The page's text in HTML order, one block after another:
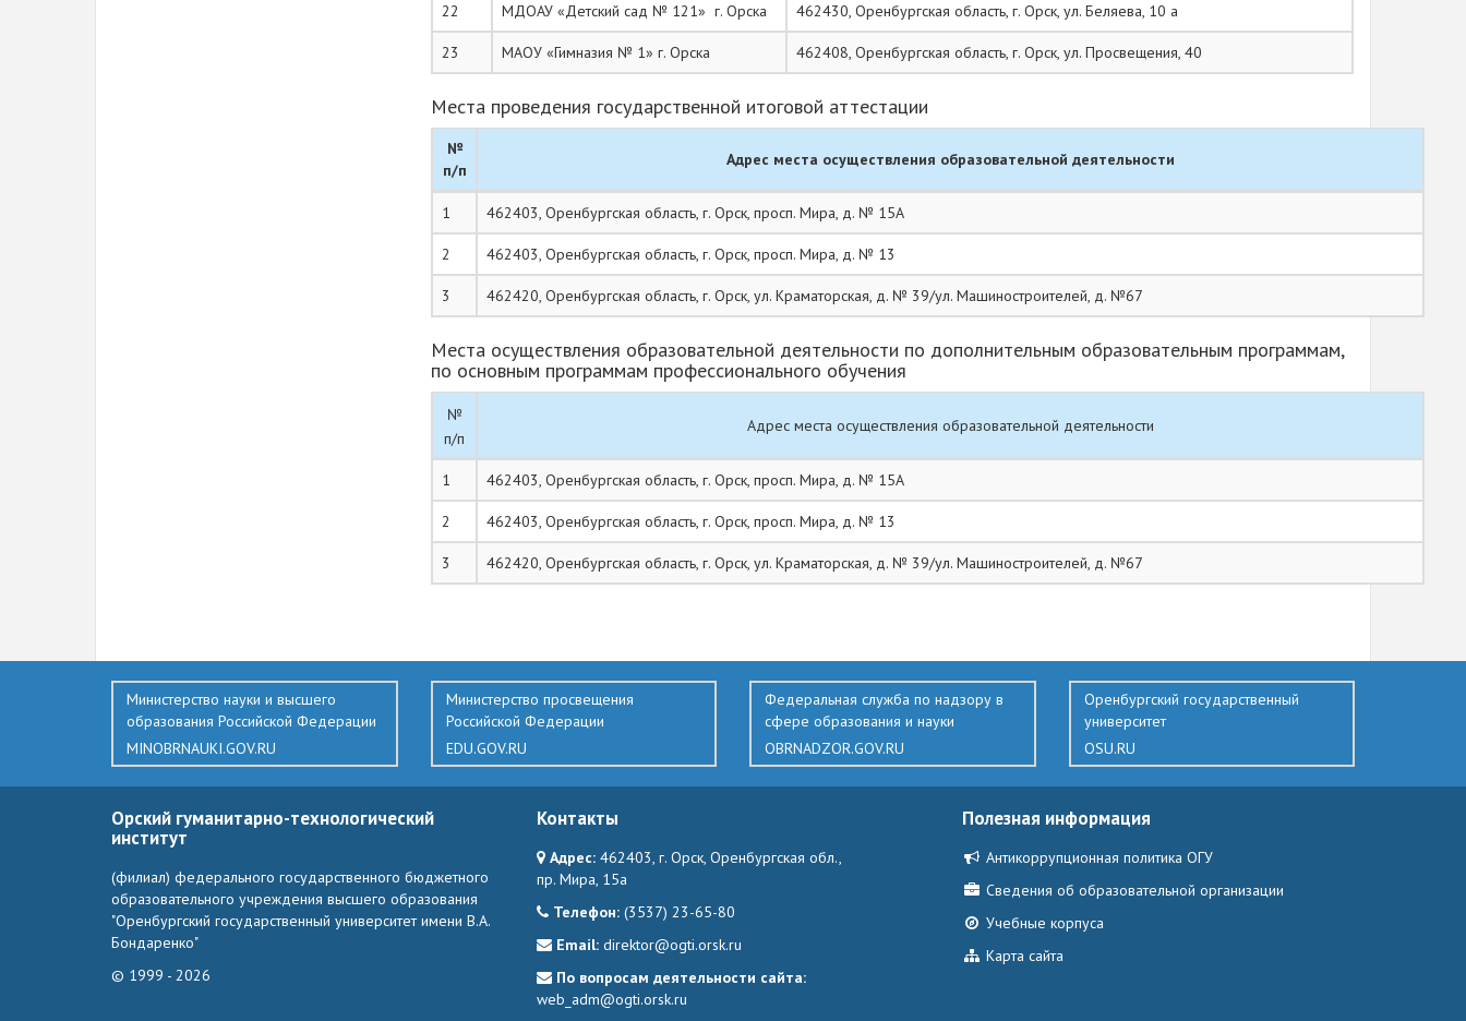
22 МДОАУ «Детский сад № 121» г. Орска 462430, Оренбургская область, г. Орск, ул. Беляева, 10 а
23 МАОУ «Гимназия № 1» г. Орска 462408, Оренбургская область, г. Орск, ул. Просвещения, 40
Места проведения государственной итоговой аттестации
№
п/п
Адрес места осуществления образовательной деятельности
1 462403, Оренбургская область, г. Орск, просп. Мира, д. № 15А
2 462403, Оренбургская область, г. Орск, просп. Мира, д. № 13
3 462420, Оренбургская область, г. Орск, ул. Краматорская, д. № 39/ул. Машиностроителей, д. №67
Места осуществления образовательной деятельности по дополнительным образовательным программам,
по основным программам профессионального обучения
№
п/п
Адрес места осуществления образовательной деятельности
1 462403, Оренбургская область, г. Орск, просп. Мира, д. № 15А
2 462403, Оренбургская область, г. Орск, просп. Мира, д. № 13
3 462420, Оренбургская область, г. Орск, ул. Краматорская, д. № 39/ул. Машиностроителей, д. №67
Министерство науки и высшего
образования Российской Федерации
MINOBRNAUKI.GOV.RU
Министерство просвещения
Российской Федерации
EDU.GOV.RU
Федеральная служба по надзору в
сфере образования и науки
OBRNADZOR.GOV.RU
Оренбургский государственный
университет
OSU.RU
Орский гуманитарно-технологический
институт
(филиал) федерального государственного бюджетного
образовательного учреждения высшего образования
"Оренбургский государственный университет имени В.А.
Бондаренко"
© 1999 - 2026
Контакты
Адрес: 462403, г. Орск, Оренбургская обл.,
пр. Мира, 15а
Телефон: (3537) 23-65-80
Email: direktor@ogti.orsk.ru
По вопросам деятельности сайта:
web_adm@ogti.orsk.ru
Полезная информация
Антикоррупционная политика ОГУ
Сведения об образовательной организации
Учебные корпуса
Карта сайта